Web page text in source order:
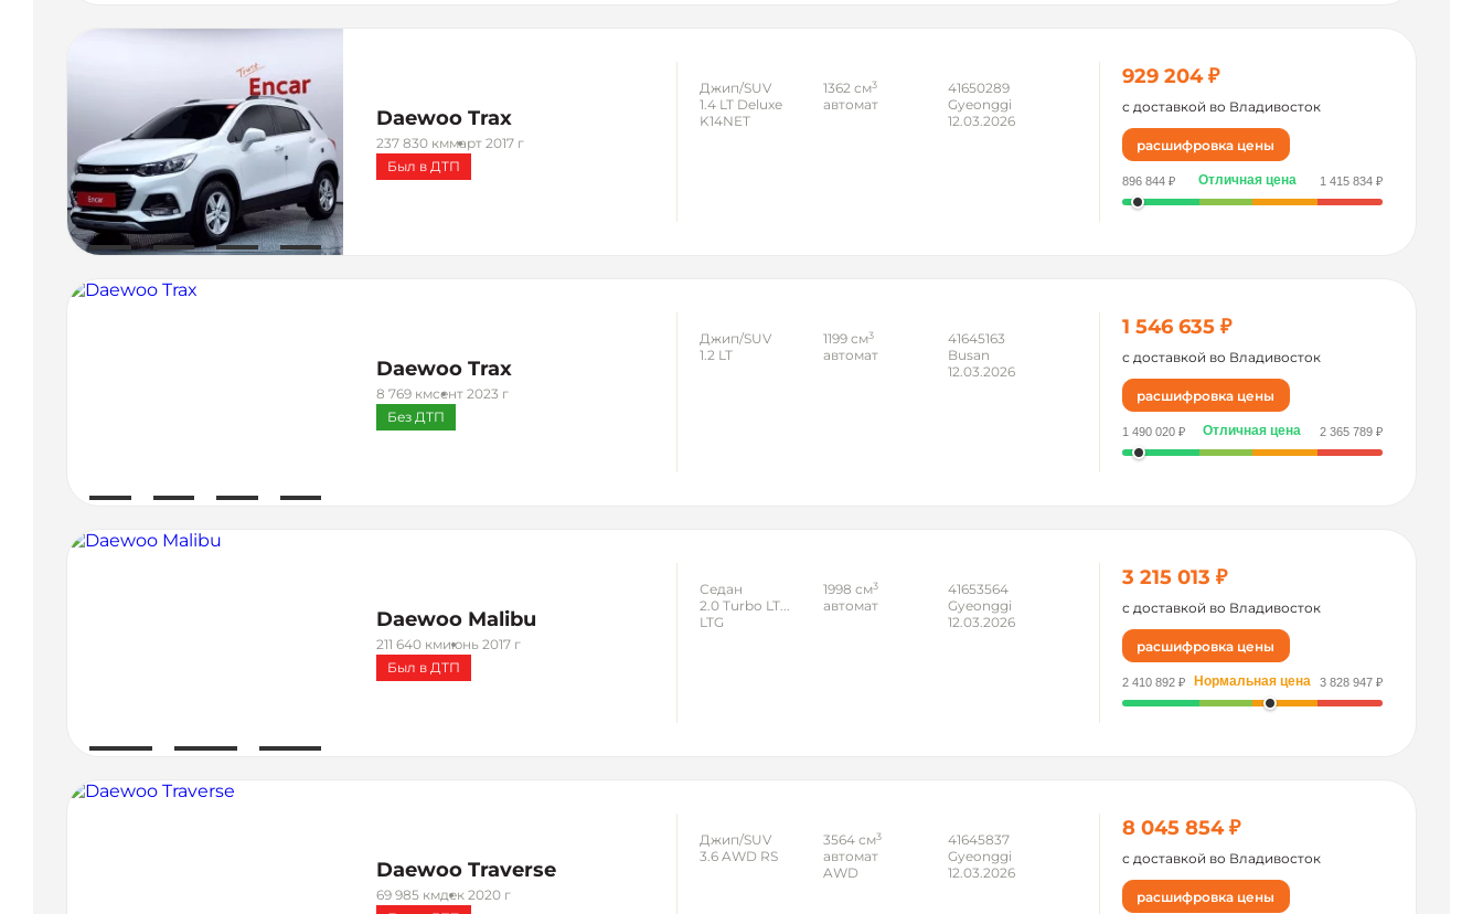
Daewoo Trax
237 830 кммарт 2017 г
Был в ДТП
Джип/SUV
1.4 LT Deluxe
K14NET
1362 см3
автомат
41650289
Gyeonggi
12.03.2026
929 204 ₽
с доставкой во Владивосток
расшифровка цены
896 844 ₽ Отличная цена 1 415 834 ₽
Daewoo Trax
8 769 кмсент 2023 г
Без ДТП
Джип/SUV
1.2 LT
1199 см3
автомат
41645163
Busan
12.03.2026
1 546 635 ₽
с доставкой во Владивосток
расшифровка цены
1 490 020 ₽ Отличная цена 2 365 789 ₽
Daewoo Malibu
211 640 кмиюнь 2017 г
Был в ДТП
Седан
2.0 Turbo LT...
LTG
1998 см3
автомат
41653564
Gyeonggi
12.03.2026
3 215 013 ₽
с доставкой во Владивосток
расшифровка цены
2 410 892 ₽ Нормальная цена 3 828 947 ₽
Daewoo Traverse
69 985 кмдек 2020 г
Джип/SUV
3.6 AWD RS
3564 см3
автомат
AWD
41645837
Gyeonggi
12.03.2026
8 045 854 ₽
с доставкой во Владивосток
расшифровка цены